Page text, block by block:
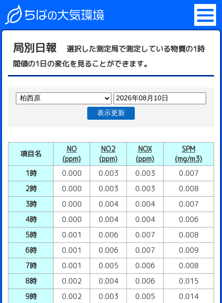
局別日報
選択した測定局で測定している物質の1時
間値の1日の変化を見ることができます。
表示更新
項目名
NO
(ppm)
NO2
(ppm)
NOX
(ppm)
SPM
(mg/m3)
1時
0.000 0.003 0.003
0.007
2時
0.000 0.003 0.003
0.008
3時
0.000 0.004 0.004
0.007
4時
0.000 0.004 0.004
0.006
5時
0.001 0.006 0.007
0.008
6時
0.001 0.006 0.007
0.009
7時
0.001 0.005 0.006
0.008
8時
0.002 0.004 0.006
0.015
9時
0.002 0.003 0.005
0.014